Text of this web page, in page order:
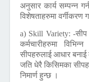
अनुसार कार्य सम्पन्न
विशेषताहरुमा वर्गीकरण
a) Skill Variety: -सीप
कर्मचारीहरुमा
सीपहरुलाई आधार बनाई
जति धेरै किसिमका
निमार्ण हुन्छ ।